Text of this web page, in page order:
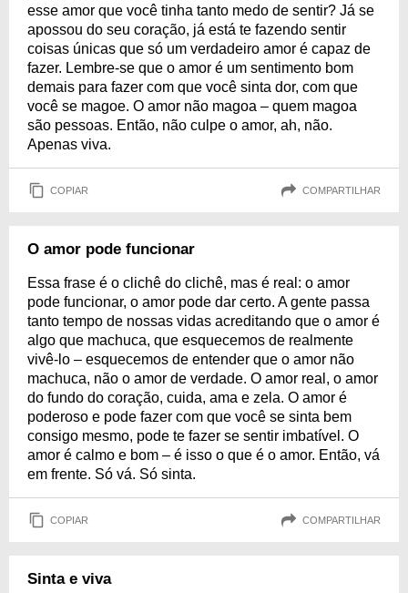
esse amor que você tinha tanto medo de sentir? Já se
apossou do seu coração, já está te fazendo sentir
coisas únicas que só um verdadeiro amor é capaz de
fazer. Lembre-se que o amor é um sentimento bom
demais para fazer com que você sinta dor, com que
você se magoe. O amor não magoa – quem magoa
são pessoas. Então, não culpe o amor, ah, não.
Apenas viva.
COPIAR COMPARTILHAR
O amor pode funcionar
Essa frase é o clichê do clichê, mas é real: o amor
pode funcionar, o amor pode dar certo. A gente passa
tanto tempo de nossas vidas acreditando que o amor é
algo que machuca, que esquecemos de realmente
vivê-lo – esquecemos de entender que o amor não
machuca, não o amor de verdade. O amor real, o amor
do fundo do coração, cuida, ama e zela. O amor é
poderoso e pode fazer com que você se sinta bem
consigo mesmo, pode te fazer se sentir imbatível. O
amor é calmo e bom – é isso o que é o amor. Então, vá
em frente. Só vá. Só sinta.
COPIAR COMPARTILHAR
Sinta e viva